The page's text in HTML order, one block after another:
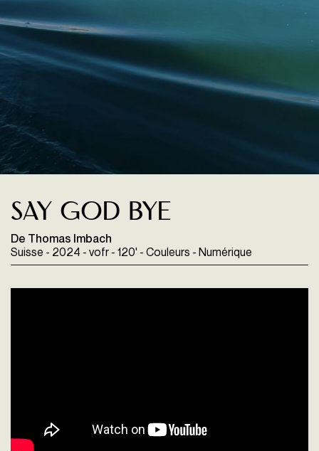
Say God Bye
De Thomas Imbach
Suisse - 2024 - vofr - 120' - Couleurs - Numérique